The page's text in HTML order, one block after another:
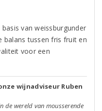
van weissburgunder
balans tussen fris fruit en
voor een
wijnadviseur Ruben
de wereld van mousserende